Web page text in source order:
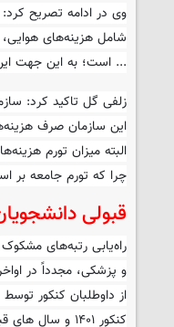
وی در ادامه تصریح
شامل هزینه‌های
... است؛ به این جهت
زلفی گل تاکید کرد:
این سازمان صرف
البته میزان تورم
چرا که تورم جامعه
قبولی
از داوطلبان کنکور